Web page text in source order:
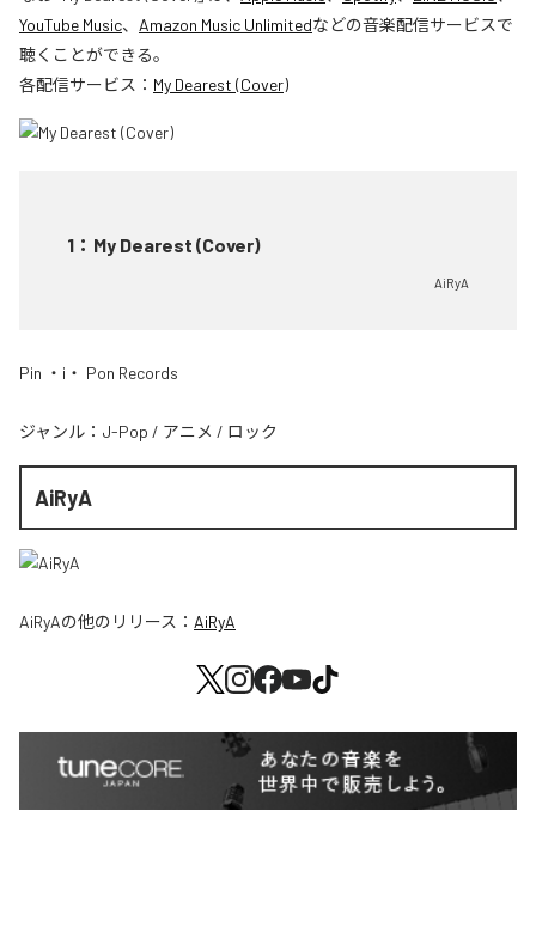
YouTube Music、 Amazon Music Unlimitedなどの音楽配信サービスで
聴くことができる。
各配信サービス： My Dearest (Cover)
1 ： My Dearest (Cover)
AiRyA
Pin ・i・ Pon Records
ジャンル： J-Pop / アニメ / ロック
AiRyA
AiRyAの他のリリース： AiRyA